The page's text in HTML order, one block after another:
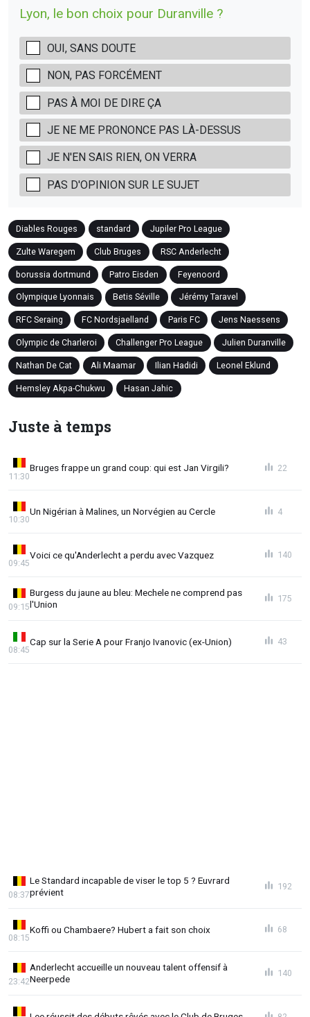
Lyon, le bon choix pour Duranville ?
OUI, SANS DOUTE
NON, PAS FORCÉMENT
PAS À MOI DE DIRE ÇA
JE NE ME PRONONCE PAS LÀ-DESSUS
JE N'EN SAIS RIEN, ON VERRA
PAS D'OPINION SUR LE SUJET
Diables Rouges standard Jupiler Pro League
Zulte Waregem Club Bruges RSC Anderlecht
borussia dortmund Patro Eisden Feyenoord
Olympique Lyonnais Betis Séville Jérémy Taravel
RFC Seraing FC Nordsjaelland Paris FC Jens Naessens
Olympic de Charleroi Challenger Pro League Julien Duranville
Nathan De Cat Ali Maamar Ilian Hadidi Leonel Eklund
Hemsley Akpa-Chukwu Hasan Jahic
Juste à temps
Bruges frappe un grand coup: qui est Jan Virgili?
11:30
22
Un Nigérian à Malines, un Norvégien au Cercle
10:30
4
Voici ce qu'Anderlecht a perdu avec Vazquez
09:45
140
Burgess du jaune au bleu: Mechele ne comprend pas
l'Union
09:15
175
Cap sur la Serie A pour Franjo Ivanovic (ex-Union)
08:45
43
Le Standard incapable de viser le top 5 ? Euvrard
prévient
08:37
192
Koffi ou Chambaere? Hubert a fait son choix
08:15
68
Anderlecht accueille un nouveau talent offensif à
Neerpede
23:42
140